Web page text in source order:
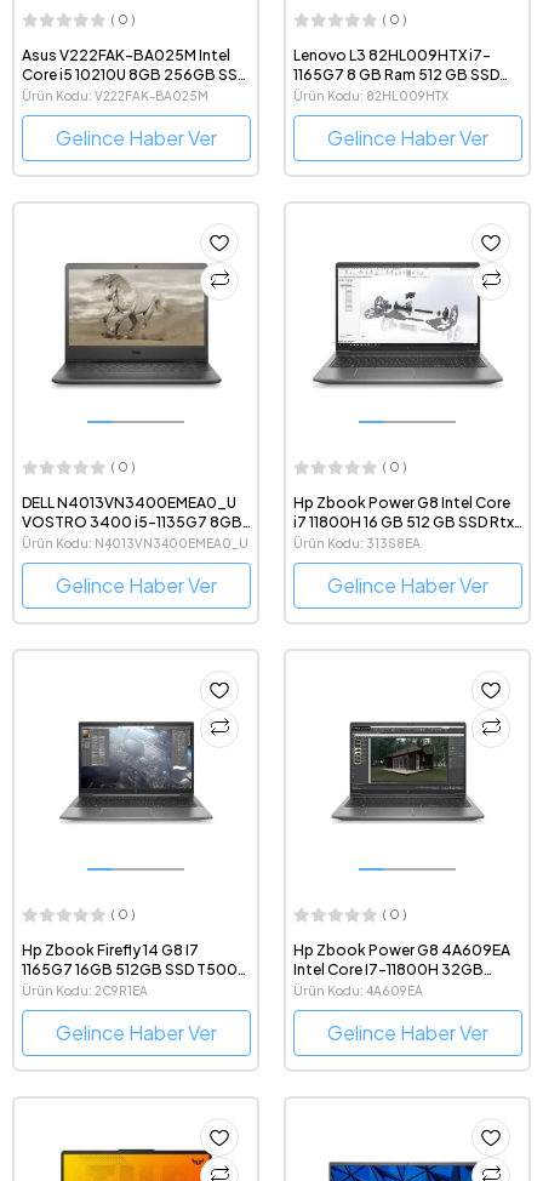
( 0 )
Asus V222FAK-BA025M Intel
Core i5 10210U 8GB 256GB SSD
Freedos 21.5" FHD All In One
Bilgisayar
Ürün Kodu: V222FAK-BA025M
Gelince Haber Ver
( 0 )
Lenovo L3 82HL009HTX i7-
1165G7 8 GB Ram 512 GB SSD
15.6" Dizüstü Bilgisayar
Ürün Kodu: 82HL009HTX
Gelince Haber Ver
( 0 )
DELL N4013VN3400EMEA0_U
VOSTRO 3400 i5-1135G7 8GB
512GB SSD 2GB MX330 14" DOS
Ürün Kodu: N4013VN3400EMEA0_U
Gelince Haber Ver
( 0 )
Hp Zbook Power G8 Intel Core
i7 11800H 16 GB 512 GB SSD Rtx
A2000 Windows 10 Pro 15.6"
FHD Taşınabilir Iş Istasyonu
313S8EA
Ürün Kodu: 313S8EA
Gelince Haber Ver
( 0 )
Hp Zbook Firefly 14 G8 I7
1165G7 16GB 512GB SSD T500
4GB Windows 10 Pro
Dokunmatik 14" Taşınabilir
Taşınabilir Bilgisayar 2C9R1EA
Ürün Kodu: 2C9R1EA
Gelince Haber Ver
( 0 )
Hp Zbook Power G8 4A609EA
Intel Core I7-11800H 32GB
1TBSSD T1200 W10P 15.6" Full
HD Taşınabilir Bilgisayar
Ürün Kodu: 4A609EA
Gelince Haber Ver